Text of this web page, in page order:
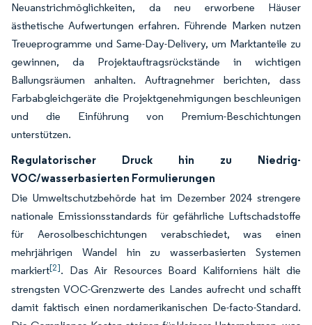
Neuanstrichmöglichkeiten, da neu erworbene Häuser
ästhetische Aufwertungen erfahren. Führende Marken nutzen
Treueprogramme und Same-Day-Delivery, um Marktanteile zu
gewinnen, da Projektauftragsrückstände in wichtigen
Ballungsräumen anhalten. Auftragnehmer berichten, dass
Farbabgleichgeräte die Projektgenehmigungen beschleunigen
und die Einführung von Premium-Beschichtungen
unterstützen.
Regulatorischer Druck hin zu Niedrig-
VOC/wasserbasierten Formulierungen
Die Umweltschutzbehörde hat im Dezember 2024 strengere
nationale Emissionsstandards für gefährliche Luftschadstoffe
für Aerosolbeschichtungen verabschiedet, was einen
mehrjährigen Wandel hin zu wasserbasierten Systemen
markiert[2]. Das Air Resources Board Kaliforniens hält die
strengsten VOC-Grenzwerte des Landes aufrecht und schafft
damit faktisch einen nordamerikanischen De-facto-Standard.